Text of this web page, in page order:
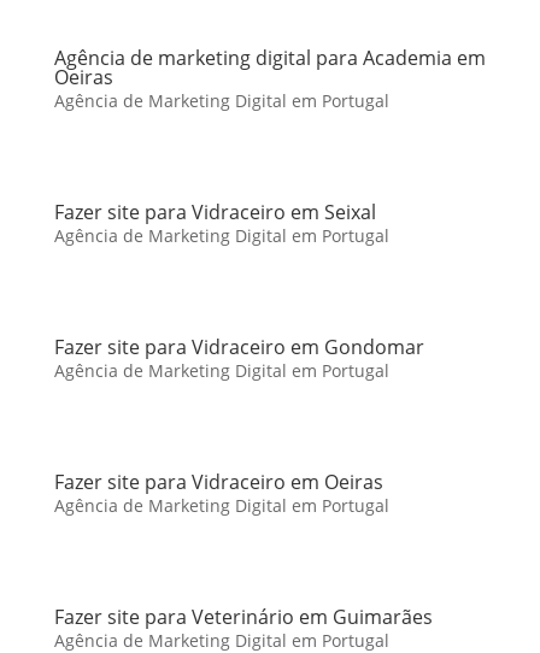
Agência de marketing digital para Academia em
Oeiras
Agência de Marketing Digital em Portugal
Fazer site para Vidraceiro em Seixal
Agência de Marketing Digital em Portugal
Fazer site para Vidraceiro em Gondomar
Agência de Marketing Digital em Portugal
Fazer site para Vidraceiro em Oeiras
Agência de Marketing Digital em Portugal
Fazer site para Veterinário em Guimarães
Agência de Marketing Digital em Portugal